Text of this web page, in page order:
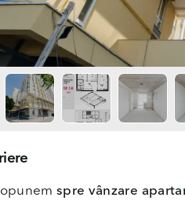
spre vânzare